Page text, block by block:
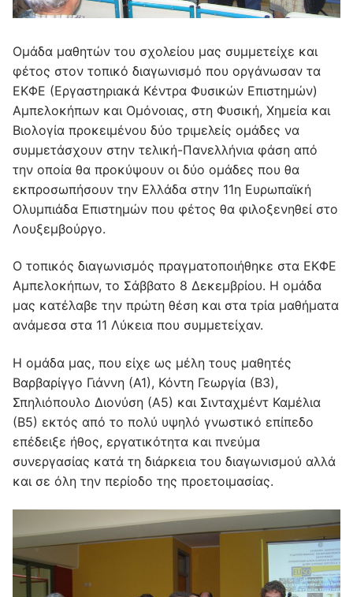
Ομάδα μαθητών του σχολείου μας συμμετείχε και
φέτος στον τοπικό διαγωνισμό που οργάνωσαν τα
ΕΚΦΕ (Εργαστηριακά Κέντρα Φυσικών Επιστημών)
Αμπελοκήπων και Ομόνοιας, στη Φυσική, Χημεία και
Βιολογία προκειμένου δύο τριμελείς ομάδες να
συμμετάσχουν στην τελική-Πανελλήνια φάση από
την οποία θα προκύψουν οι δύο ομάδες που θα
εκπροσωπήσουν την Ελλάδα στην 11η Ευρωπαϊκή
Ολυμπιάδα Επιστημών που φέτος θα φιλοξενηθεί στο
Λουξεμβούργο.
Ο τοπικός διαγωνισμός πραγματοποιήθηκε στα ΕΚΦΕ
Αμπελοκήπων, το Σάββατο 8 Δεκεμβρίου. Η ομάδα
μας κατέλαβε την πρώτη θέση και στα τρία μαθήματα
ανάμεσα στα 11 Λύκεια που συμμετείχαν.
Η ομάδα μας, που είχε ως μέλη τους μαθητές
Βαρβαρίγγο Γιάννη (Α1), Κόντη Γεωργία (Β3),
Σπηλιόπουλο Διονύση (Α5) και Σινταχμέντ Καμέλια
(Β5) εκτός από το πολύ υψηλό γνωστικό επίπεδο
επέδειξε ήθος, εργατικότητα και πνεύμα
συνεργασίας κατά τη διάρκεια του διαγωνισμού αλλά
και σε όλη την περίοδο της προετοιμασίας.